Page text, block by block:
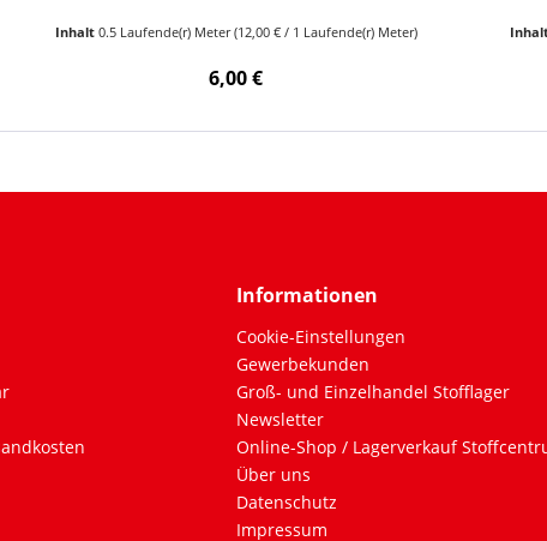
Inhalt 0.5 Laufende(r) Meter(12,00 € / 1 Laufende(r) Meter)
6,00 €
Informationen
Cookie-Einstellungen
Gewerbekunden
Groß- und Einzelhandel Stofflager
Newsletter
Online-Shop / Lagerverkauf
Über uns
Datenschutz
Impressum